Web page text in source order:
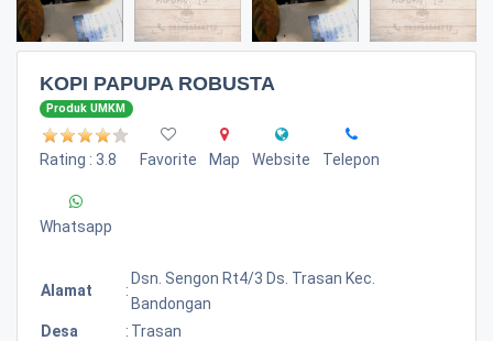
KOPI PAPUPA ROBUSTA
Produk UMKM
Rating : 3.8 Favorite Map Website Telepon
Whatsapp
Alamat :
Dsn. Sengon Rt4/3 Ds. Trasan Kec.
Bandongan
Desa
: Trasan